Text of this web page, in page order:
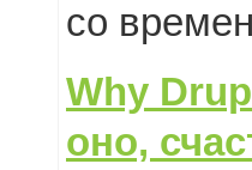
со
Why
оно,